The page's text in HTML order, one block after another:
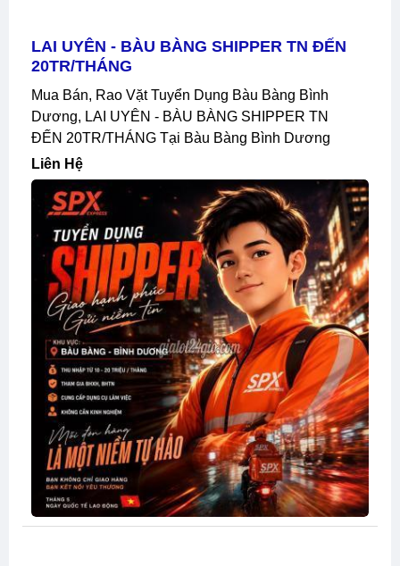
LAI UYÊN - BÀU BÀNG SHIPPER TN ĐẾN
20TR/THÁNG
Mua Bán, Rao Vặt Tuyển Dụng Bàu Bàng Bình
Dương, LAI UYÊN - BÀU BÀNG SHIPPER TN
ĐẾN 20TR/THÁNG Tại Bàu Bàng Bình Dương
Liên Hệ